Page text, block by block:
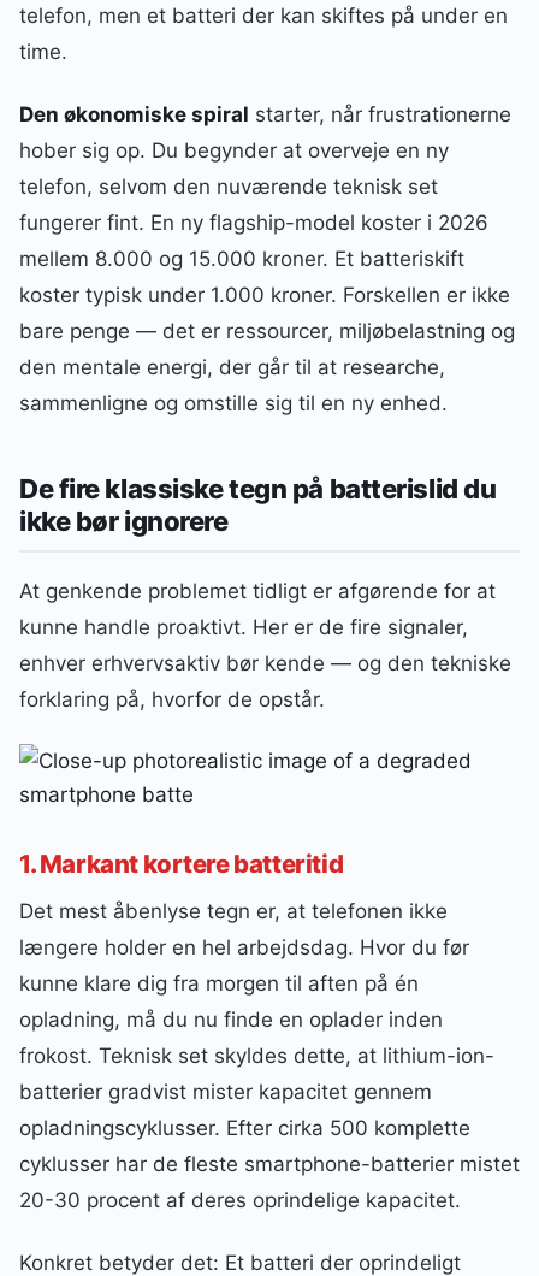
telefon, men et batteri der kan skiftes på under en
time.
Den økonomiske spiral starter, når frustrationerne
hober sig op. Du begynder at overveje en ny
telefon, selvom den nuværende teknisk set
fungerer fint. En ny flagship-model koster i 2026
mellem 8.000 og 15.000 kroner. Et batteriskift
koster typisk under 1.000 kroner. Forskellen er ikke
bare penge — det er ressourcer, miljøbelastning og
den mentale energi, der går til at researche,
sammenligne og omstille sig til en ny enhed.
De fire klassiske tegn på batterislid du
ikke bør ignorere
At genkende problemet tidligt er afgørende for at
kunne handle proaktivt. Her er de fire signaler,
enhver erhvervsaktiv bør kende — og den tekniske
forklaring på, hvorfor de opstår.
1. Markant kortere batteritid
Det mest åbenlyse tegn er, at telefonen ikke
længere holder en hel arbejdsdag. Hvor du før
kunne klare dig fra morgen til aften på én
opladning, må du nu finde en oplader inden
frokost. Teknisk set skyldes dette, at lithium-ion-
batterier gradvist mister kapacitet gennem
opladningscyklusser. Efter cirka 500 komplette
cyklusser har de fleste smartphone-batterier mistet
20-30 procent af deres oprindelige kapacitet.
Konkret betyder det: Et batteri der oprindeligt